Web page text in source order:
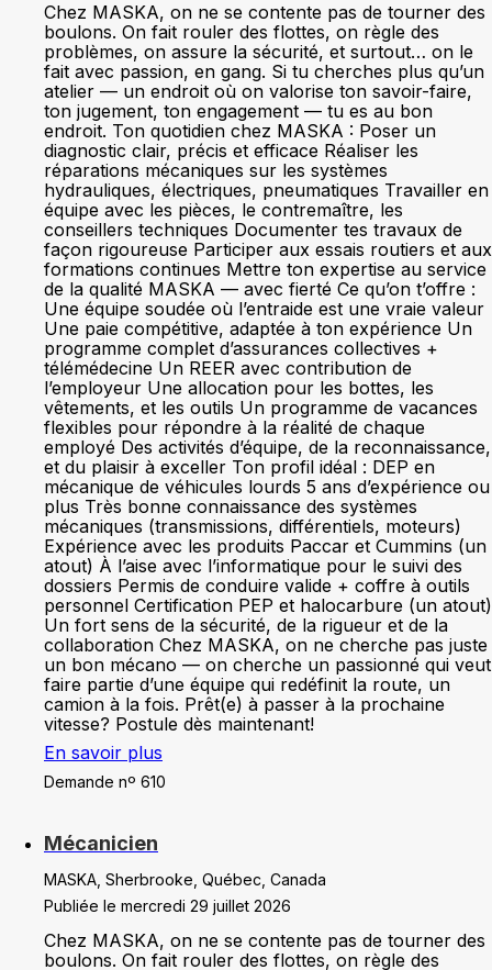
Chez MASKA, on ne se contente pas de tourner des
boulons. On fait rouler des flottes, on règle des
problèmes, on assure la sécurité, et surtout… on le
fait avec passion, en gang. Si tu cherches plus qu’un
atelier — un endroit où on valorise ton savoir-faire,
ton jugement, ton engagement — tu es au bon
endroit. Ton quotidien chez MASKA : Poser un
diagnostic clair, précis et efficace Réaliser les
réparations mécaniques sur les systèmes
hydrauliques, électriques, pneumatiques Travailler en
équipe avec les pièces, le contremaître, les
conseillers techniques Documenter tes travaux de
façon rigoureuse Participer aux essais routiers et aux
formations continues Mettre ton expertise au service
de la qualité MASKA — avec fierté Ce qu’on t’offre :
Une équipe soudée où l’entraide est une vraie valeur
Une paie compétitive, adaptée à ton expérience Un
programme complet d’assurances collectives +
télémédecine Un REER avec contribution de
l’employeur Une allocation pour les bottes, les
vêtements, et les outils Un programme de vacances
flexibles pour répondre à la réalité de chaque
employé Des activités d’équipe, de la reconnaissance,
et du plaisir à exceller Ton profil idéal : DEP en
mécanique de véhicules lourds 5 ans d’expérience ou
plus Très bonne connaissance des systèmes
mécaniques (transmissions, différentiels, moteurs)
Expérience avec les produits Paccar et Cummins (un
atout) À l’aise avec l’informatique pour le suivi des
dossiers Permis de conduire valide + coffre à outils
personnel Certification PEP et halocarbure (un atout)
Un fort sens de la sécurité, de la rigueur et de la
collaboration Chez MASKA, on ne cherche pas juste
un bon mécano — on cherche un passionné qui veut
faire partie d’une équipe qui redéfinit la route, un
camion à la fois. Prêt(e) à passer à la prochaine
vitesse? Postule dès maintenant!
En savoir plus
Demande nº 610
Mécanicien
MASKA, Sherbrooke, Québec, Canada
Publiée le mercredi 29 juillet 2026
Chez MASKA, on ne se contente pas de tourner des
boulons. On fait rouler des flottes, on règle des